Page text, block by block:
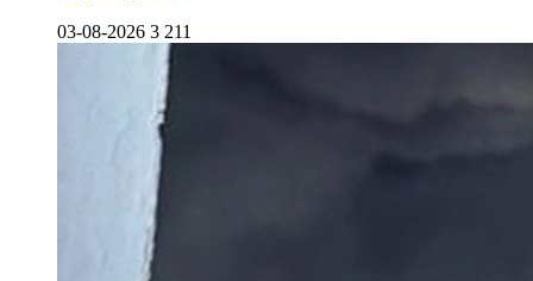
03-08-2026 3 211